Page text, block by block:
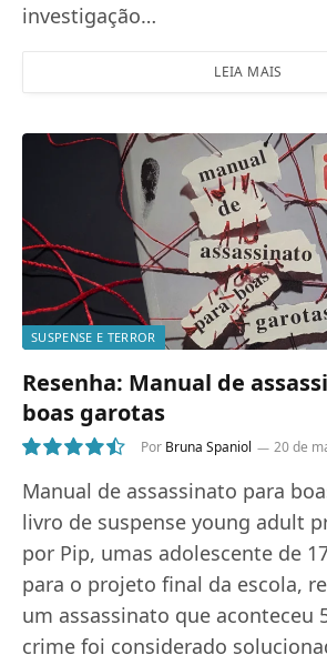
investigação…
LEIA MAIS
SUSPENSE E TERROR
Resenha: Manual de
boas garotas
9
Por Bruna Spaniol 20 de
Manual de assassinato para
livro de suspense young adult
por Pip, umas adolescente de
para o projeto final da escola,
um assassinato que aconteceu
crime foi considerado